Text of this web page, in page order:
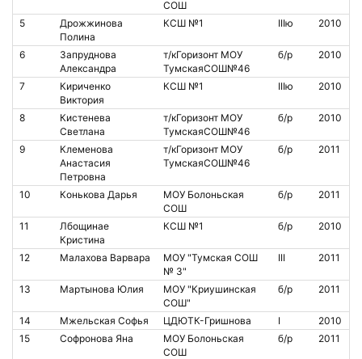
СОШ
5
Дрожжинова
Полина
КСШ №1 IIIю 2010
6
Запруднова
Александра
т/кГоризонт МОУ
ТумскаяСОШ№46
б/р 2010
7
Кириченко
Виктория
КСШ №1 IIIю 2010
8
Кистенева
Светлана
т/кГоризонт МОУ
ТумскаяСОШ№46
б/р 2010
9
Клеменова
Анастасия
Петровна
т/кГоризонт МОУ
ТумскаяСОШ№46
б/р 2011
10 Конькова Дарья
МОУ Болоньская
СОШ
б/р 2011
11
Лбощинае
Кристина
КСШ №1 б/р 2010
12 Малахова Варвара
МОУ "Тумская СОШ
№ 3"
III 2011
13 Мартынова Юлия
МОУ "Криушинская
СОШ"
б/р 2011
14 Мжельская Софья ЦДЮТК-Гришнова I
2010
15
Софронова Яна
МОУ Болоньская
СОШ
б/р 2011